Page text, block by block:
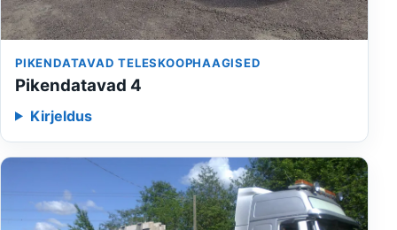
PIKENDATAVAD TELESKOOPHAAGISED
Pikendatavad 4
Kirjeldus